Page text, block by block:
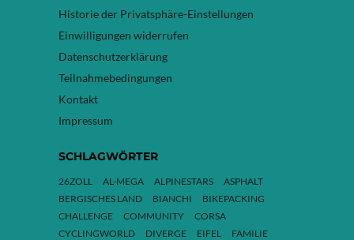
Historie der Privatsphäre-Einstellungen
Einwilligungen widerrufen
Datenschutzerklärung
Teilnahmebedingungen
Kontakt
Impressum
SCHLAGWÖRTER
26ZOLL AL-MEGA ALPINESTARS
ASPHALT
BERGISCHES LAND
BIANCHI
BIKEPACKING
CHALLENGE
COMMUNITY
CORSA
CYCLINGWORLD
DIVERGE EIFEL
FAMILIE